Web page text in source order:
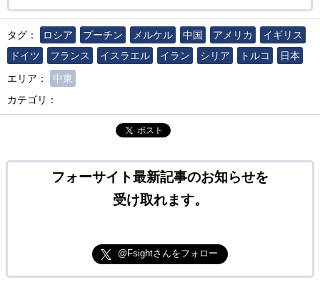
タグ： ロシア プーチン メルケル 中国 アメリカ
イギリス
ドイツ
フランス イスラエル イラン シリア トルコ
日本
エリア：
中東
カテゴリ：
ポスト
フォーサイト最新記事のお知らせを
受け取れます。
@Fsightさんをフォロー